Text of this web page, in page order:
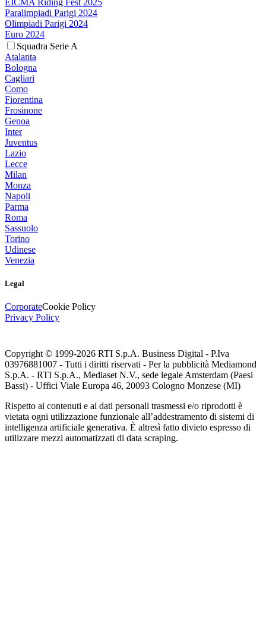
Paralimpiadi Parigi 2024
Olimpiadi Parigi 2024
Euro 2024
Squadra Serie A
Atalanta
Bologna
Cagliari
Como
Fiorentina
Frosinone
Genoa
Inter
Juventus
Lazio
Lecce
Milan
Monza
Napoli
Parma
Roma
Sassuolo
Torino
Udinese
Venezia
Legal
CorporateCookie Policy
Privacy Policy
Copyright © 1999-2026 RTI S.p.A. Business Digital - P.Iva
03976881007 - Tutti i diritti riservati - Per la pubblicità Mediamond
S.p.A. - RTI S.p.A., Mediaset N.V., sede legale Amsterdam (Paesi
Bassi) - Uffici Viale Europa 46, 20093 Cologno Monzese (MI)
Rispetto ai contenuti e ai dati personali trasmessi e/o riprodotti è
vietata ogni utilizzazione funzionale all’addestramento di sistemi di
intelligenza artificiale generativa. È altresì fatto divieto espresso di
utilizzare mezzi automatizzati di data scraping.